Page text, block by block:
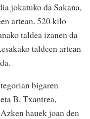
jokatuko da Sakana,
artean. 520 kilo
taldea izanen da
taldeen artean
bigaren
B, Txantrea,
hauek joan den